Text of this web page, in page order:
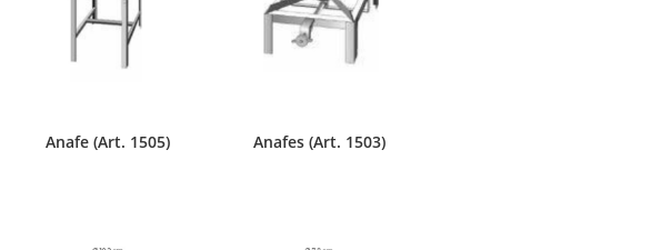
Anafe (Art. 1505) Anafes (Art. 1503)